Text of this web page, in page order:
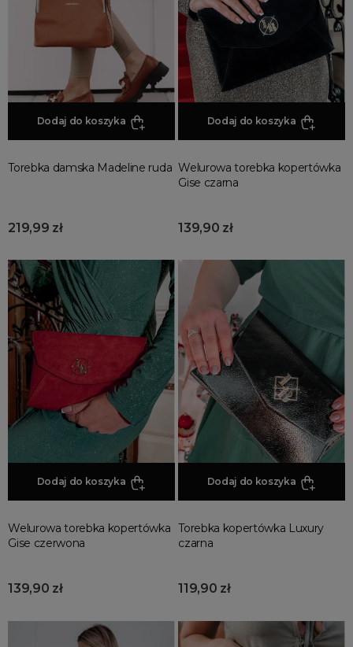
Promocja
Summer sale
Bon podarunkowy
BACK TO SCHOOL
PREZENTY
ŚWIĘTA
PARTY
Polecane produkty
Spring sale
SUMMER
Złote produkty
Wiosenne Uroczystości
Letnie Uroczystości
Jesienne Uroczystości
Zimowe Uroczystości
HOT SALE
Produkty Tygodnia
Różowy Październik
Black Friday
Black Week
Dodaj do koszyka
Torebka damska Madeline ruda
219,99 zł
Dodaj do koszyka
Welurowa torebka kopertówka
Gise czarna
139,90 zł
Dodaj do koszyka
Welurowa torebka kopertówka
Gise czerwona
139,90 zł
Dodaj do koszyka
Torebka kopertówka Luxury
czarna
119,90 zł